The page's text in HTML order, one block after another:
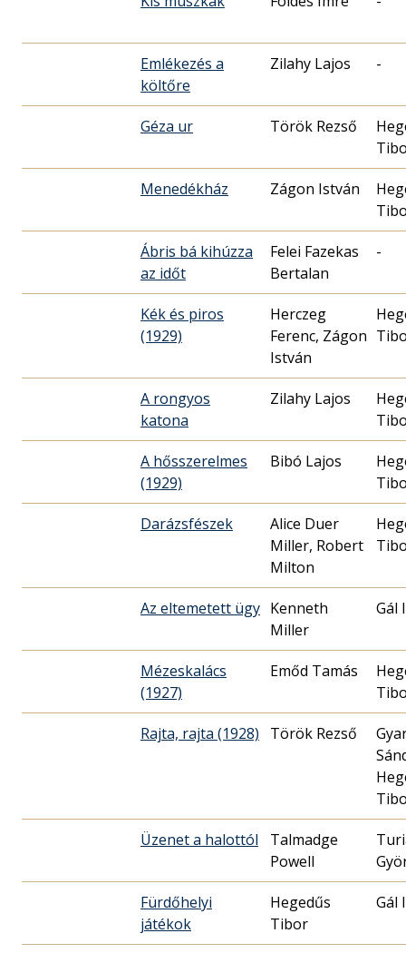
Emlékezés a
költőre
Zilahy Lajos -
Géza ur Török Rezső
Menedékház Zágon István
Ábris bá kihúzza
az időt
Felei Fazekas
Bertalan
-
Kék és piros
(1929)
Herczeg
Ferenc, Zágon
István
A rongyos
katona
Zilahy Lajos
A hősszerelmes
(1929)
Bibó Lajos
Darázsfészek
Alice Duer
Miller, Robert
Milton
Az eltemetett ügy Kenneth
Miller
Gál
Mézeskalács
(1927)
Emőd Tamás
Rajta, rajta (1928) Török Rezső
Üzenet a halottól
Talmadge
Powell
Fürdőhelyi
játékok
Hegedűs
Tibor
Gál